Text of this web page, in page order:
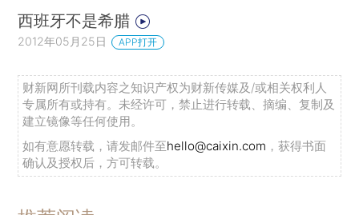
西班牙不是希腊
2012年05月25日 APP打开
财新网所刊载内容之知识产权为财新传媒及/或相关权利人
专属所有或持有。未经许可，禁止进行转载、摘编、复制及
建立镜像等任何使用。
如有意愿转载，请发邮件至hello@caixin.com ，获得书面
确认及授权后，方可转载。